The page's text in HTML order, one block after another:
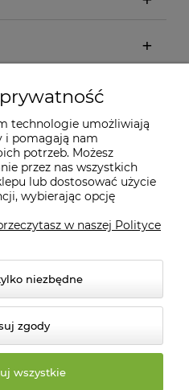
technologie umożliwiają
i pomagają nam
potrzeb. Możesz
przez nas wszystkich
lub dostosować użycie
wybierając opcję
w naszej Polityce
niezbędne
zgody
wszystkie